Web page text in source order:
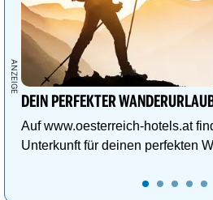
DEIN PERFEKTER
Auf www.oesterreich-hotels.at
Unterkunft für deinen perfekten